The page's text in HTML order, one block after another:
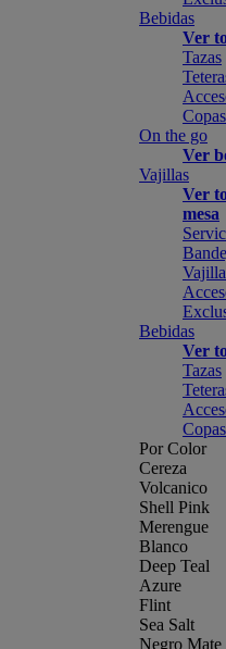
Bebidas
Ver
Tazas
On the go
Ver
Vajillas
Ver
mesa
Bebidas
Ver
Tazas
Por Color
Cereza
Volcanico
Shell Pink
Merengue
Blanco
Deep Teal
Azure
Flint
Sea Salt
Negro Mate